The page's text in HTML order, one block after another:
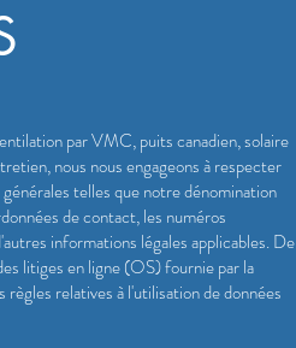
par VMC, puits canadien, solaire
nous nous engageons à respecter
telles que notre dénomination
de contact, les numéros
informations légales applicables. De
litiges en ligne (OS) fournie par la
relatives à l'utilisation de données